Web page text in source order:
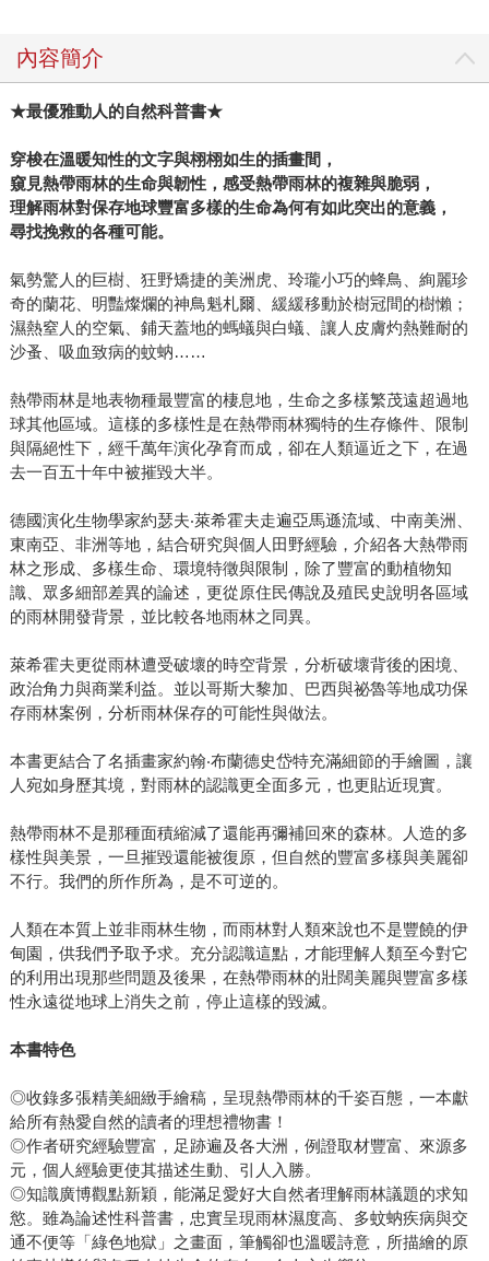
內容簡介
★最優雅動人的自然科普書★
穿梭在溫暖知性的文字與栩栩如生的插畫間，
窺見熱帶雨林的生命與韌性，感受熱帶雨林的複雜與脆弱，
理解雨林對保存地球豐富多樣的生命為何有如此突出的意義，
尋找挽救的各種可能。
氣勢驚人的巨樹、狂野矯捷的美洲虎、玲瓏小巧的蜂鳥、絢麗珍
奇的蘭花、明豔燦爛的神鳥魁札爾、緩緩移動於樹冠間的樹懶；
濕熱窒人的空氣、鋪天蓋地的螞蟻與白蟻、讓人皮膚灼熱難耐的
沙蚤、吸血致病的蚊蚋……
熱帶雨林是地表物種最豐富的棲息地，生命之多樣繁茂遠超過地
球其他區域。這樣的多樣性是在熱帶雨林獨特的生存條件、限制
與隔絕性下，經千萬年演化孕育而成，卻在人類逼近之下，在過
去一百五十年中被摧毀大半。
德國演化生物學家約瑟夫‧萊希霍夫走遍亞馬遜流域、中南美洲、
東南亞、非洲等地，結合研究與個人田野經驗，介紹各大熱帶雨
林之形成、多樣生命、環境特徵與限制，除了豐富的動植物知
識、眾多細部差異的論述，更從原住民傳說及殖民史說明各區域
的雨林開發背景，並比較各地雨林之同異。
萊希霍夫更從雨林遭受破壞的時空背景，分析破壞背後的困境、
政治角力與商業利益。並以哥斯大黎加、巴西與祕魯等地成功保
存雨林案例，分析雨林保存的可能性與做法。
本書更結合了名插畫家約翰‧布蘭德史岱特充滿細節的手繪圖，讓
人宛如身歷其境，對雨林的認識更全面多元，也更貼近現實。
熱帶雨林不是那種面積縮減了還能再彌補回來的森林。人造的多
樣性與美景，一旦摧毀還能被復原，但自然的豐富多樣與美麗卻
不行。我們的所作所為，是不可逆的。
人類在本質上並非雨林生物，而雨林對人類來說也不是豐饒的伊
甸園，供我們予取予求。充分認識這點，才能理解人類至今對它
的利用出現那些問題及後果，在熱帶雨林的壯闊美麗與豐富多樣
性永遠從地球上消失之前，停止這樣的毀滅。
本書特色
◎收錄多張精美細緻手繪稿，呈現熱帶雨林的千姿百態，一本獻
給所有熱愛自然的讀者的理想禮物書！
◎作者研究經驗豐富，足跡遍及各大洲，例證取材豐富、來源多
元，個人經驗更使其描述生動、引人入勝。
◎知識廣博觀點新穎，能滿足愛好大自然者理解雨林議題的求知
慾。雖為論述性科普書，忠實呈現雨林濕度高、多蚊蚋疾病與交
通不便等「綠色地獄」之畫面，筆觸卻也溫暖詩意，所描繪的原